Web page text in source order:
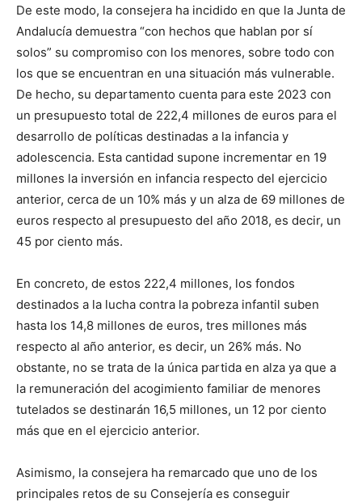
De este modo, la consejera ha incidido en que la Junta de
Andalucía demuestra “con hechos que hablan por sí
solos” su compromiso con los menores, sobre todo con
los que se encuentran en una situación más vulnerable.
De hecho, su departamento cuenta para este 2023 con
un presupuesto total de 222,4 millones de euros para el
desarrollo de políticas destinadas a la infancia y
adolescencia. Esta cantidad supone incrementar en 19
millones la inversión en infancia respecto del ejercicio
anterior, cerca de un 10% más y un alza de 69 millones de
euros respecto al presupuesto del año 2018, es decir, un
45 por ciento más.
En concreto, de estos 222,4 millones, los fondos
destinados a la lucha contra la pobreza infantil suben
hasta los 14,8 millones de euros, tres millones más
respecto al año anterior, es decir, un 26% más. No
obstante, no se trata de la única partida en alza ya que a
la remuneración del acogimiento familiar de menores
tutelados se destinarán 16,5 millones, un 12 por ciento
más que en el ejercicio anterior.
Asimismo, la consejera ha remarcado que uno de los
principales retos de su Consejería es conseguir